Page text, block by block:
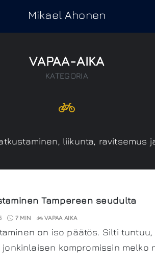
Mikael Ahonen
VAPAA-AIKA
KATEGORIA
liikunta, ravitsemus
Tampereen seudulta
7 MIN VAPAA AIKA
on iso päätös. Silti
kompromissin melko